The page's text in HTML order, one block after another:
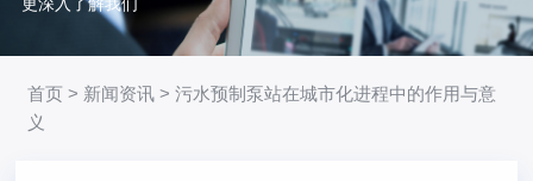
首页 > 新闻资讯 > 污水预制泵站在城市化进程中的作用与意
义